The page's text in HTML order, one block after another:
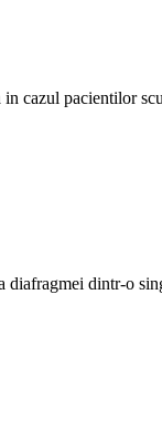
cazul pacientilor
dintr-o